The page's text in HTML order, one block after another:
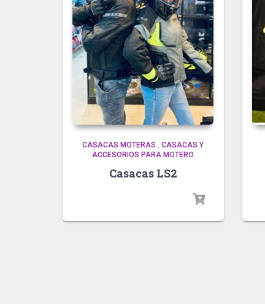
CASACAS MOTERAS ,CASACAS Y
ACCESORIOS PARA MOTERO
Casacas LS2